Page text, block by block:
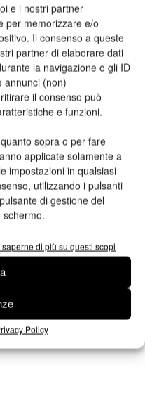
e i nostri partner
per memorizzare e/o
Il consenso a queste
partner di elaborare dati
la navigazione o gli ID
annunci (non)
il consenso può
e funzioni.
sopra o per fare
applicate solamente a
impostazioni in qualsiasi
utilizzando i pulsanti
di gestione del
saperne di più su questi scopi
Policy
n.6 - Dicembre 2025